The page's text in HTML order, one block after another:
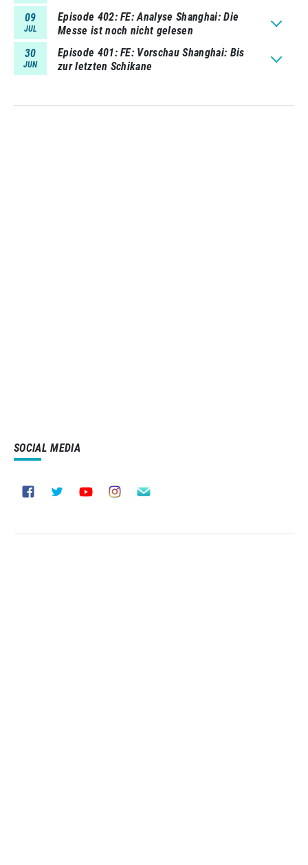
09
JUL
Episode 402 FE: Analyse Shanghai: Die
Messe ist noch nicht gelesen
30
JUN
Episode 401 FE: Vorschau Shanghai: Bis
zur letzten Schikane
SOCIAL MEDIA